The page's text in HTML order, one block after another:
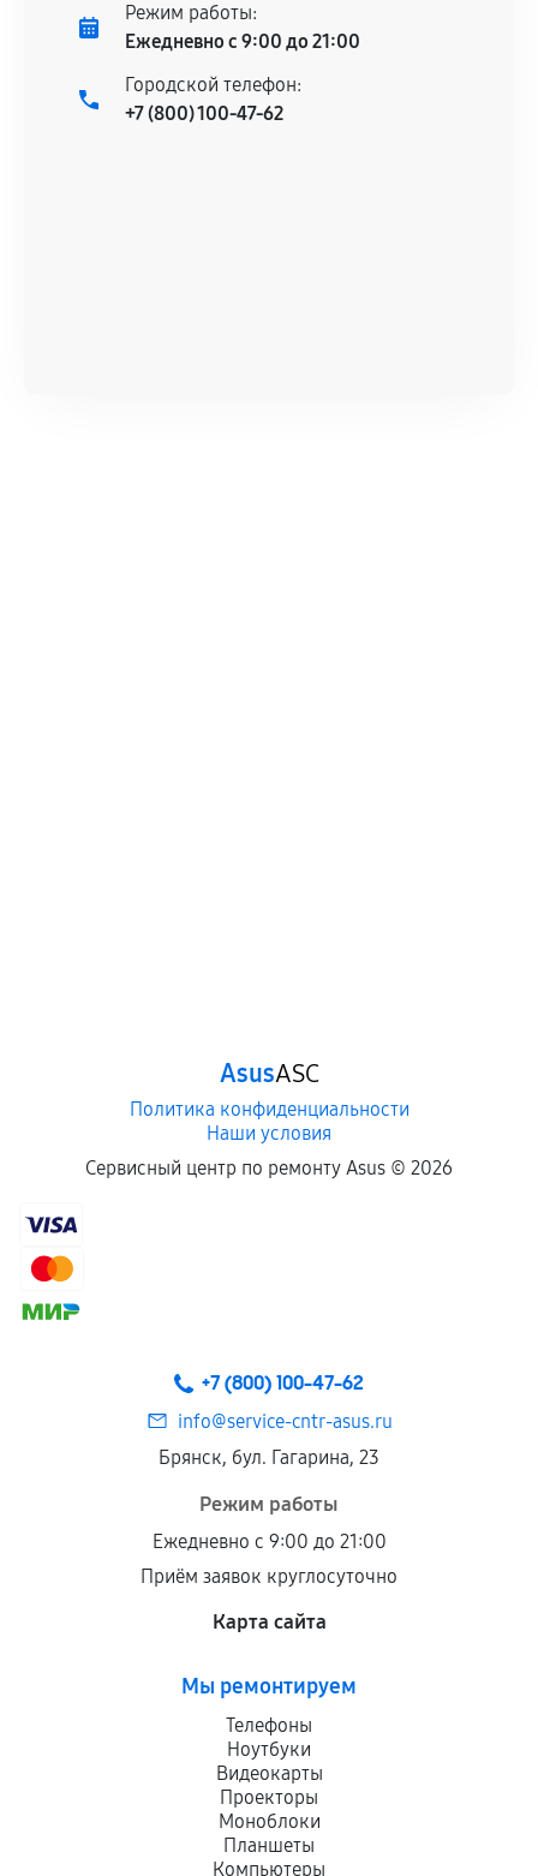
продавца. За качество сторонних деталей
сервисный центр ответственности не несет.
Режим работы:
Ежедневно с 9:00 до 21:00
Городской телефон:
+7 (800) 100-47-62
AsusASC
Политика конфиденциальности
Наши условия
Сервисный центр по ремонту Asus © 2026
+7 (800) 100-47-62
info@service-cntr-asus.ru
Брянск, бул. Гагарина, 23
Режим работы
Ежедневно с 9:00 до 21:00
Приём заявок круглосуточно
Карта сайта
Мы ремонтируем
Телефоны
Ноутбуки
Видеокарты
Проекторы
Моноблоки
Планшеты
Компьютеры